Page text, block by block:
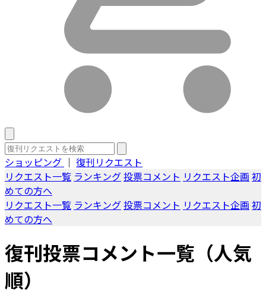
ショッピング ｜ 復刊リクエスト
リクエスト一覧 ランキング投票コメント リクエスト企画 初
めての方へ
リクエスト一覧 ランキング投票コメント リクエスト企画 初
めての方へ
復刊投票コメント一覧（人気
順）